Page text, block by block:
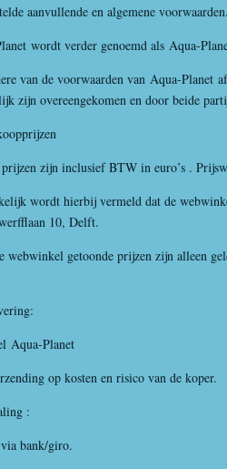
aanvullende en algemene voorwaarden.
wordt verder genoemd als Aqua-
van de voorwaarden van Aqua-Planet
zijn overeengekomen en door beide
zijn inclusief BTW in euro’s .
wordt hierbij vermeld dat de
10, Delft.
getoonde prijzen zijn alleen
Aqua-Planet
op kosten en risico van de koper.
:
bank/giro.